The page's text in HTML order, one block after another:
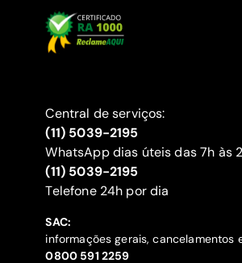
Central de serviços:
(11) 5039-2195
WhatsApp dias úteis das 7h às
(11) 5039-2195
‍Telefone 24h por dia
SAC:
informações gerais, cancelamentos
‍0800 591 2259